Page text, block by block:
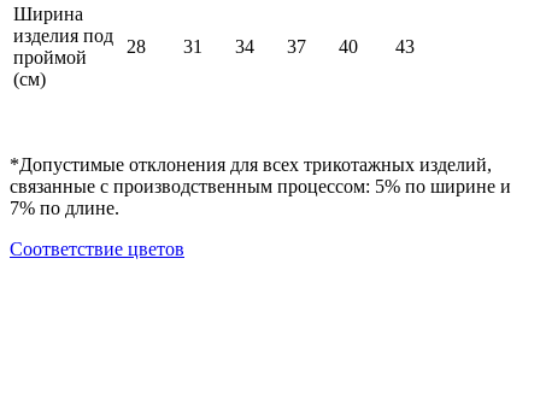
Ширина
изделия под
проймой
(см)
28 31 34 37 40 43
*Допустимые отклонения для всех трикотажных изделий,
связанные с производственным процессом: 5% по ширине и
7% по длине.
Cоответствие цветов